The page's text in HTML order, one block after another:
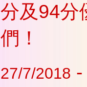
分及94分
們！
27/7/2018 -